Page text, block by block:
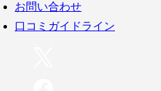
お問い合わせ
口コミガイドライン